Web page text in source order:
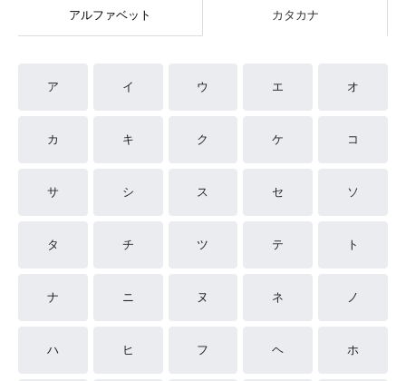
アルファベット カタカナ
ア イ ウ エ オ
カ キ ク ケ コ
サ シ ス セ ソ
タ チ ツ テ ト
ナ ニ ヌ ネ ノ
ハ ヒ フ ヘ ホ